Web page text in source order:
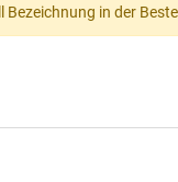
in der